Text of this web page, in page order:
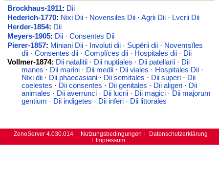
Brockhaus-1911: Dii
Hederich-1770: Nixi Dii· Novensiles Dii· Agrii Dii· Lvcrii Dii
Herder-1854: Dii
Meyers-1905: Dii· Consentes Dii
Pierer-1857: Miniani Dii· Involuti dii· Supĕrii dii· Novemsĭles
dii· Consentes dii· Complĭces dii· Hospitales dii· Dii
Vollmer-1874: Dii natalitii· Dii nuptiales · Dii patellarii· Dii
manes · Dii marini· Dii medii· Dii viales · Hospitales Dii·
Nixi dii· Dii phaecasiani· Dii semitales · Dii superi· Dii
coelestes · Dii consentes · Dii genitales · Dii aligeri· Dii
animales · Dii averrunci· Dii lucrii· Dii magici· Dii majorum
gentium · Dii indigetes · Dii inferi· Dii littorales
ZenoServer 4.030.014 Nutzungsbedingungen
Datenschutzerklärung
Impressum